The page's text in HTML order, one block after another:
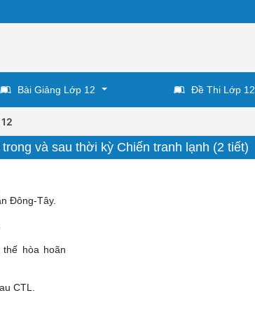
Bài Giảng Lớp 12 Đề Thi Lớp 12
và sau thời kỳ Chiến tranh lạnh (2 tiết)
Đông-Tây.
hòa hoãn
CTL.